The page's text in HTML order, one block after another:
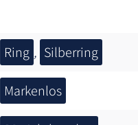
Ring , Silberring
Markenlos